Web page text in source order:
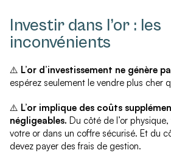
Investir dans l’or : les
inconvénients
⚠️ L’or d’investissement ne génère
espérez seulement le vendre plus cher
⚠️ L’or implique des coûts
négligeables. Du côté de l’or
votre or dans un coffre sécurisé. Et du
devez payer des frais de gestion.